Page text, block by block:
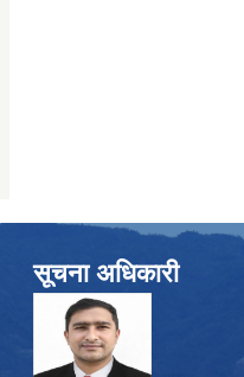
सूचना अधिकारी